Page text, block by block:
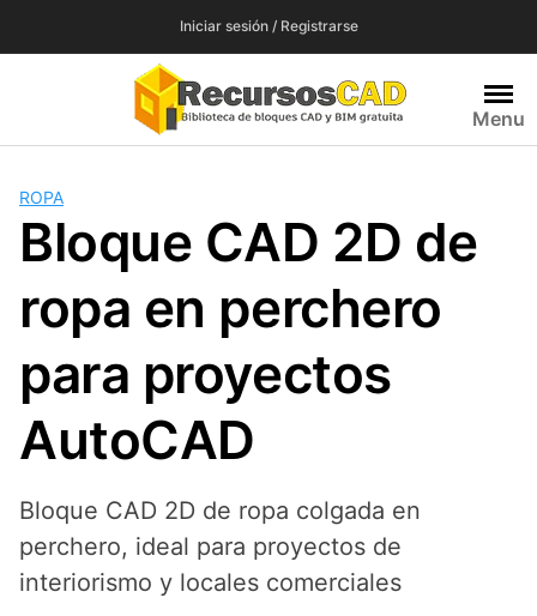
Iniciar sesión / Registrarse
Menu
ROPA
Bloque CAD 2D de
ropa en perchero
para proyectos
AutoCAD
Bloque CAD 2D de ropa colgada en
perchero, ideal para proyectos de
interiorismo y locales comerciales